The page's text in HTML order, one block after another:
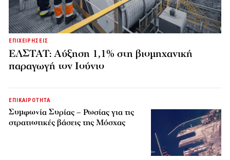
ΕΠΙΧΕΙΡΗΣΕΙΣ
ΕΛΣΤΑΤ: Αύξηση 1,1% στη βιομηχανική
παραγωγή τον Ιούνιο
ΕΠΙΚΑΙΡΟΤΗΤΑ
Συμφωνία Συρίας – Ρωσίας για τις
στρατιωτικές βάσεις της Μόσχας